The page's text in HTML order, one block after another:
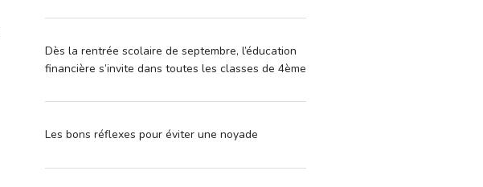
Dès la rentrée scolaire de septembre, l’éducation
financière s’invite dans toutes les classes de 4ème
Les bons réflexes pour éviter une noyade